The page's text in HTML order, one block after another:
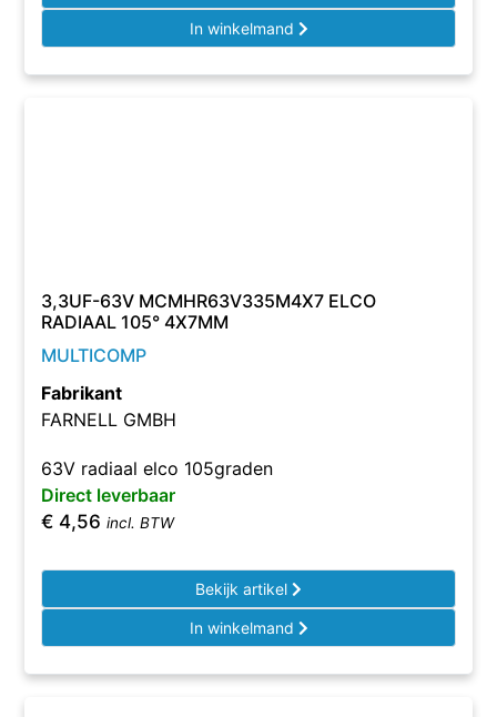
In winkelmand
3,3UF-63V MCMHR63V335M4X7 ELCO
RADIAAL 105° 4X7MM
MULTICOMP
Fabrikant
FARNELL GMBH
63V radiaal elco 105graden
Direct leverbaar
€ 4,56 incl. BTW
Bekijk artikel
In winkelmand